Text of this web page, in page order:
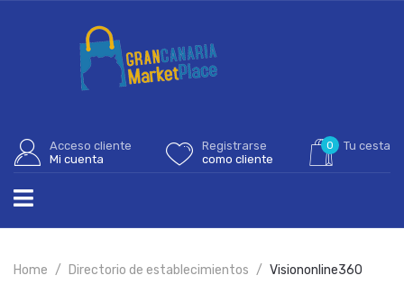
Acceso cliente
Mi cuenta
Registrarse
como cliente
0 Tu cesta
Home Directorio de establecimientos Visiononline360